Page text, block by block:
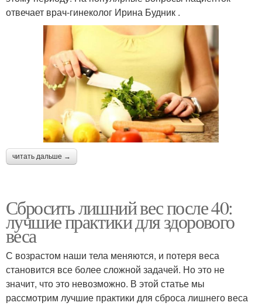
отвечает врач-гинеколог Ирина Будник .
читать дальше →
Сбросить лишний вес после 40:
лучшие практики для здорового
веса
С возрастом наши тела меняются, и потеря веса
становится все более сложной задачей. Но это не
значит, что это невозможно. В этой статье мы
рассмотрим лучшие практики для сброса лишнего веса